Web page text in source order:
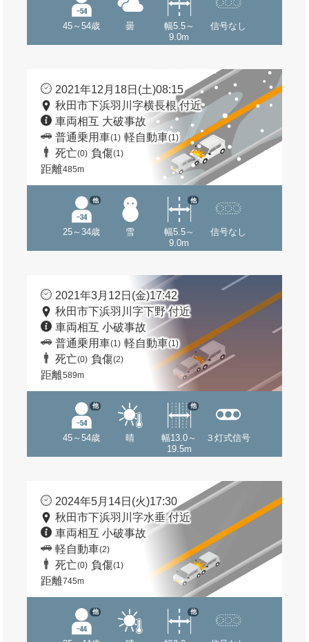
45～54歳 曇
幅5.5～
9.0m
信号なし
2021年12月18日(土)08:15
秋田市下浜羽川字横長根 付近
車両相互 大破事故
普通乗用車(1) 軽自動車(1)
死亡(0) 負傷(1)
距離485m
25～34歳
他
雪
幅5.5～
9.0m
他
信号なし
2021年3月12日(金)17:42
秋田市下浜羽川字下野 付近
車両相互 小破事故
普通乗用車(1) 軽自動車(1)
死亡(0) 負傷(2)
距離589m
45～54歳
他
晴
幅13.0～
19.5m
他
３灯式信号
2024年5月14日(火)17:30
秋田市下浜羽川字水垂 付近
車両相互 小破事故
軽自動車(2)
死亡(0) 負傷(1)
距離745m
他 他